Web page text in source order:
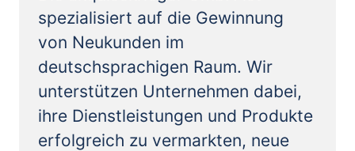
spezialisiert auf die Gewinnung
von Neukunden im
deutschsprachigen Raum. Wir
unterstützen Unternehmen dabei,
ihre Dienstleistungen und Produkte
erfolgreich zu vermarkten, neue